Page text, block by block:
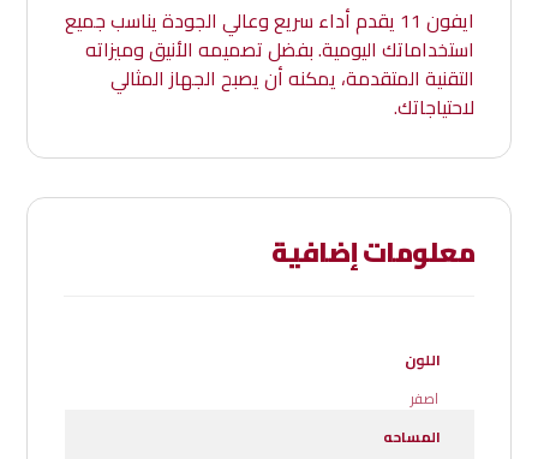
ايفون 11 يقدم أداء سريع وعالي الجودة يناسب جميع
استخداماتك اليومية. بفضل تصميمه الأنيق وميزاته
التقنية المتقدمة، يمكنه أن يصبح الجهاز المثالي
لاحتياجاتك.
معلومات إضافية
اللون
اصفر
المساحه